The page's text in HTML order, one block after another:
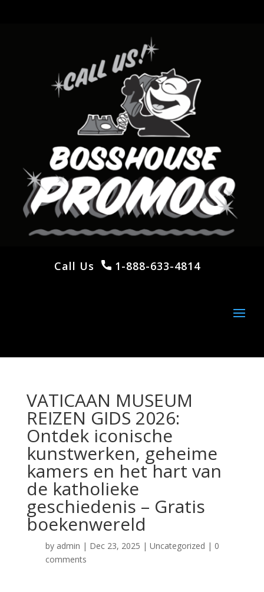
Call Us 1-888-633-4814
VATICAAN MUSEUM
REIZEN GIDS 2026:
Ontdek iconische
kunstwerken, geheime
kamers en het hart van
de katholieke
geschiedenis – Gratis
boekenwereld
by admin | Dec 23, 2025 | Uncategorized | 0
comments